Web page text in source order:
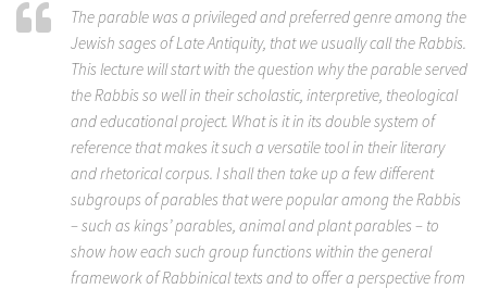
The parable was a privileged and preferred genre among the
Jewish sages of Late Antiquity, that we usually call the Rabbis.
This lecture will start with the question why the parable served
the Rabbis so well in their scholastic, interpretive, theological
and educational project. What is it in its double system of
reference that makes it such a versatile tool in their literary
and rhetorical corpus. I shall then take up a few different
subgroups of parables that were popular among the Rabbis
– such as kings’ parables, animal and plant parables – to
show how each such group functions within the general
framework of Rabbinical texts and to offer a perspective from